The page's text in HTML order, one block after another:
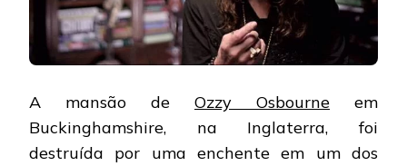
A mansão de Ozzy Osbourne em
Buckinghamshire, na Inglaterra, foi
destruída por uma enchente em um dos